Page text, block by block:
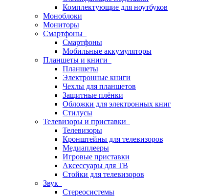
Комплектующие для ноутбуков
Моноблоки
Мониторы
Смартфоны
Смартфоны
Мобильные аккумуляторы
Планшеты и книги
Планшеты
Электронные книги
Чехлы для планшетов
Защитные плёнки
Обложки для электронных книг
Стилусы
Телевизоры и приставки
Телевизоры
Кронштейны для телевизоров
Медиаплееры
Игровые приставки
Аксессуары для ТВ
Стойки для телевизоров
Звук
Стереосистемы